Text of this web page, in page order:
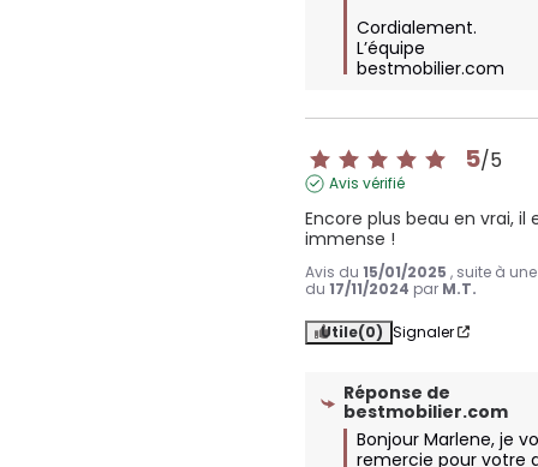
Cordialement.
L’équipe
bestmobilier.com
5/5
Avis vérifié
Encore plus beau en vrai, il
immense !
Avis du15/01/2025 , suite à
du17/11/2024 par M.T.
Utile(0) Signaler
Réponse de
bestmobilier.com
Bonjour Marlene, je
remercie pour votre